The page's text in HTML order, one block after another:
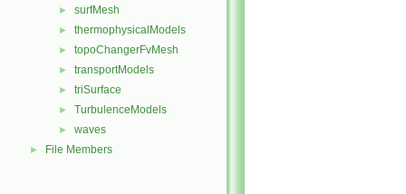
► surfMesh
► thermophysicalModels
► topoChangerFvMesh
► transportModels
► triSurface
► TurbulenceModels
► waves
► File Members